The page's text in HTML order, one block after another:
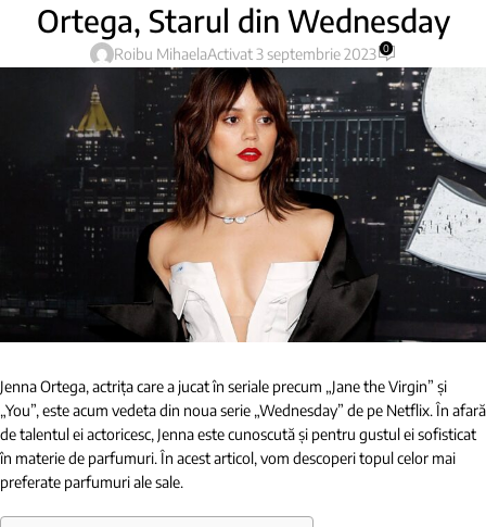
Ortega, Starul din Wednesday
Roibu MihaelaActivat 3 septembrie 2023 0
Jenna Ortega, actrița care a jucat în seriale precum „Jane the Virgin” și
„You”, este acum vedeta din noua serie „Wednesday” de pe Netflix. În afară
de talentul ei actoricesc, Jenna este cunoscută și pentru gustul ei sofisticat
în materie de parfumuri. În acest articol, vom descoperi topul celor mai
preferate parfumuri ale sale.